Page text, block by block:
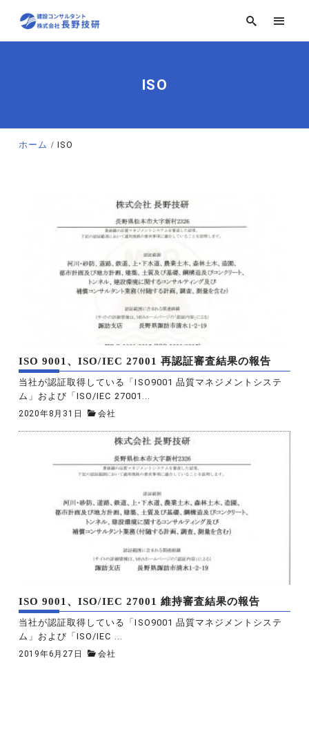
ISO
ホーム ISO
ISO 9001、ISO/IEC 27001 再認証審査結果の報告
当社が認証取得している「ISO9001 品質マネジメントシステ
ム」および「ISO/IEC 27001...
2020年8月31日 会社
ISO 9001、ISO/IEC 27001 維持審査結果の報告
当社が認証取得している「ISO9001 品質マネジメントシステ
ム」および「ISO/IEC ...
2019年6月27日 会社